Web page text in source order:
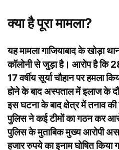
क्या है पूरा मामला?
यह मामलागाजियाबादके खोड़ा
कॉलोनी से जुड़ा है। आरोप है कि
17 वर्षीय सूर्या चौहान पर हमला
होने के बाद अस्पताल में इलाज के
इस घटना के बाद क्षेत्र में तनाव की
पुलिस ने कई टीमों का गठन कर
पुलिस के मुताबिक मुख्य आरोपी
हजार रुपये का इनाम घोषित